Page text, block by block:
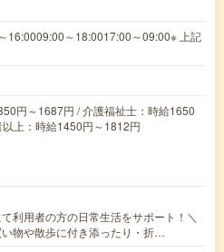
16:0009:00～18:0017:00～09:00※ 上記
円～1687円 / 介護福祉士：時給1650
上：時給1450円～1812円
利用者の方の日常生活をサポート！＼
物や散歩に付き添ったり・折…